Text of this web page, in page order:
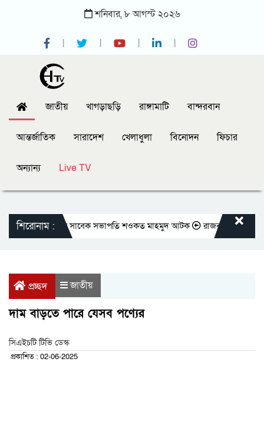
শনিবার,৮আগস্ট ২০২৬
জাতীয় খাগড়াছড়ি রাঙ্গামাটি বান্দরবান
আন্তর্জাতিক সারাদেশ খেলাধুলা বিনোদন ফিচার
অন্যান্য Live TV
শিরোনাম :
প্রেসক্লাবের সাবেক সভাপতি শওকত মাহমুদ আটক রাজবাড়ীতে বীর
প্রচ্ছদ জাতীয়
দাম বাড়তে পারে যেসব পণ্যের
সিএইচটি টিভি ডেস্ক
প্রকাশিত : 02-06-2025